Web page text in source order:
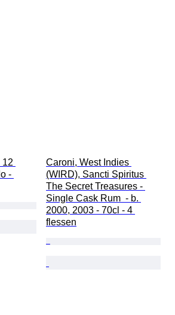
12
-
Caroni, West Indies
(WIRD), Sancti Spiritus
The Secret Treasures -
Single Cask Rum  - b.
2000, 2003 - 70cl - 4
flessen